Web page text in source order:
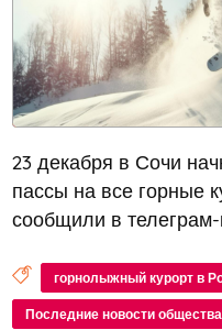
23 декабря в Сочи
пассы на все горные
сообщили в телеграм-
горнолыжный курорт в
Последние новости общества